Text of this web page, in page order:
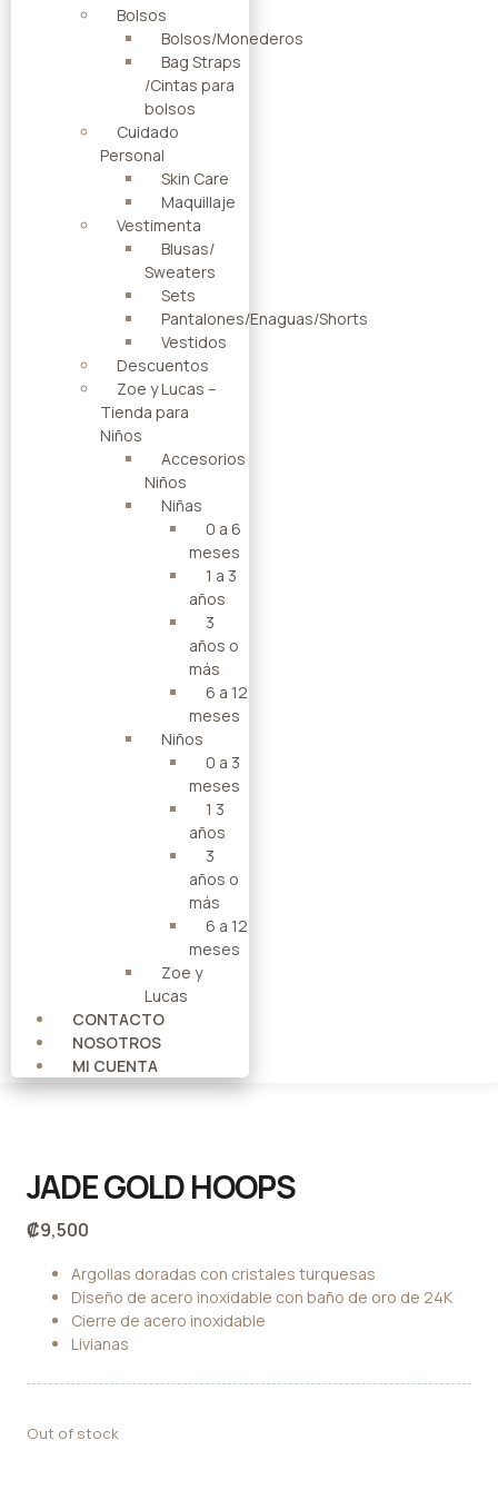
Bolsos
Bolsos/Monederos
Bag Straps
/Cintas para
bolsos
Cuidado
Personal
Skin Care
Maquillaje
Vestimenta
Blusas/
Sweaters
Sets
Pantalones/Enaguas/Shorts
Vestidos
Descuentos
Zoe y Lucas –
Tienda para
Niños
Accesorios
Niños
Niñas
0 a 6
meses
1 a 3
años
3
años o
más
6 a 12
meses
Niños
0 a 3
meses
1 3
años
3
años o
más
6 a 12
meses
Zoe y
Lucas
CONTACTO
NOSOTROS
MI CUENTA
JADE GOLD HOOPS
₡9,500
Argollas doradas con cristales turquesas
Diseño de acero inoxidable con baño de oro de 24K
Cierre de acero inoxidable
Livianas
Out of stock